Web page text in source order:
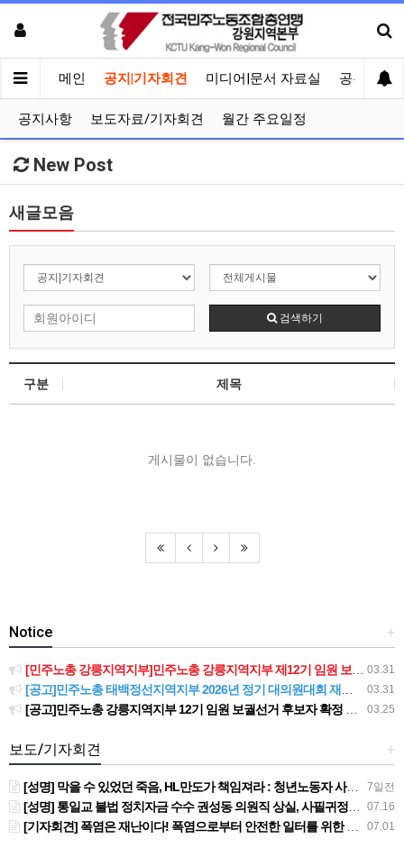
메인 공지|기자회견 미디어|문서 자료실 공유게시
공지사항 보도자료/기자회견 월간 주요일정
New Post
새글모음
검색하기
구분 제목
게시물이 없습니다.
+
Notice
03.31
[민주노총 강릉지역지부]민주노총 강릉지역지부 제12기 임원 보궐선거결과 공고
03.31
[공고]민주노총 태백정선지역지부 2026년 정기 대의원대회 재소집 건
03.25
[공고]민주노총 강릉지역지부 12기 임원 보궐선거 후보자 확정 공고
+
보도/기자회견
7일전
[성명] 막을 수 있었던 죽음, HL만도가 책임져라 : 청년노동자 사망사고의 철저한 진상규명과 재발방지 대책 마련하라
07.16
[성명] 통일교 불법 정치자금 수수 권성동 의원직 상실, 사필귀정이다
07.01
[기자회견] 폭염은 재난이다! 폭염으로부터 안전한 일터를 위한 민주노총 강원지역본부 폭염감시단 선포 기자회견